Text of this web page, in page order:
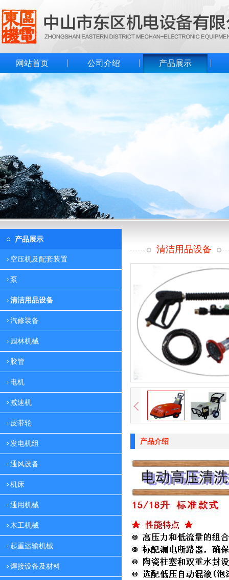
网站首页 公司介绍 产品展示
产品展示
空压机及配套装置
泵
清洁用品设备
汽修装备
园林机械
胶管
电机
减速机
皮带轮
发电机组
通风设备
机床
通用机械
木工机械
起重运输机械
焊接设备及材料
清洁用品设备
产品介绍